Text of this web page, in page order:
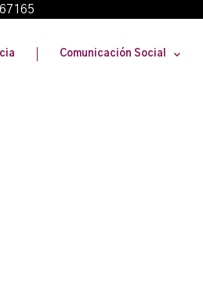
Comunicación Social